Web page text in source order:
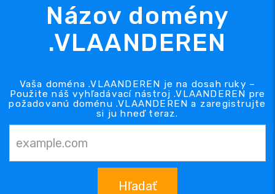
Názov domény
.VLAANDEREN
Vaša doména .VLAANDEREN je na dosah ruky –
Použite náš vyhľadávací nástroj .VLAANDEREN pre
požadovanú doménu .VLAANDEREN a zaregistrujte
si ju hneď teraz.
Hľadať